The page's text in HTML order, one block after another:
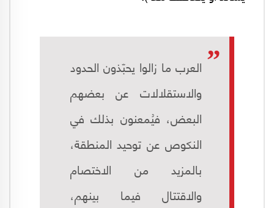
العرب ما زالوا يحبّذون الحدود
والاستقلالات عن بعضهم
البعض، فيُمعنون بذلك في
النكوص عن توحيد المنطقة،
بالمزيد من الاختصام
والاقتتال فيما بينهم،